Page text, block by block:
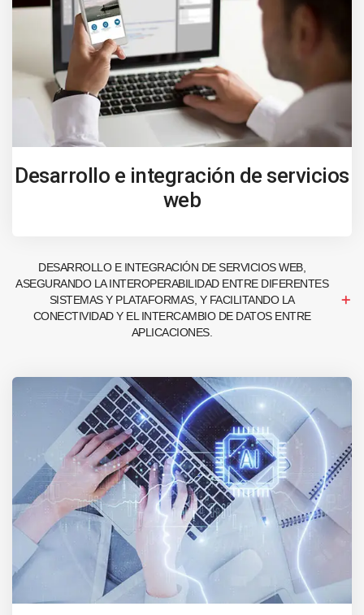
Desarrollo e integración de servicios
web
DESARROLLO E INTEGRACIÓN DE SERVICIOS WEB,
ASEGURANDO LA INTEROPERABILIDAD ENTRE DIFERENTES
SISTEMAS Y PLATAFORMAS, Y FACILITANDO LA
CONECTIVIDAD Y EL INTERCAMBIO DE DATOS ENTRE
APLICACIONES.